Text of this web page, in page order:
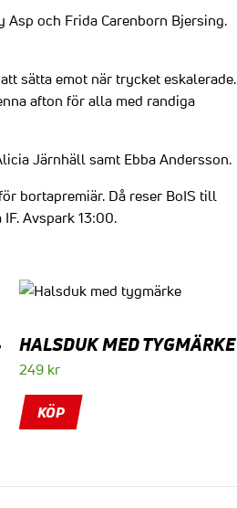
och Frida Carenborn Bjersing.
sätta emot när trycket eskalerade.
afton för alla med randiga
Järnhäll samt Ebba Andersson.
bortapremiär. Då reser BoIS till
Avspark 13:00.
HALSDUK MED TYGMÄRKE
249 kr
KÖP